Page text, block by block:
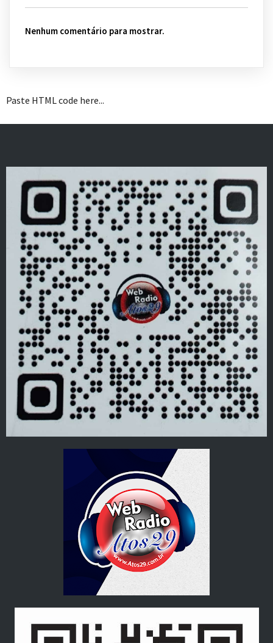
Nenhum comentário para mostrar.
Paste HTML code here...